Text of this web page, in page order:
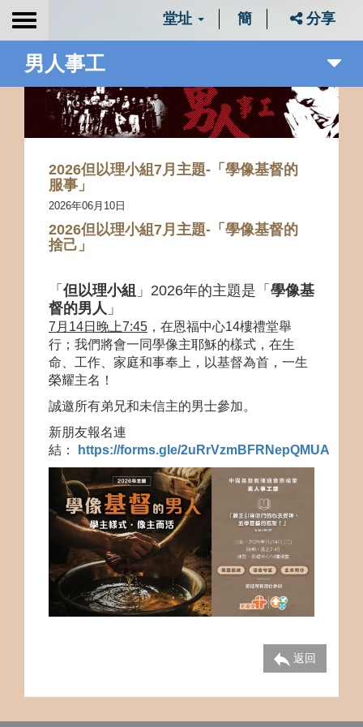
Toggle
堂址 簡 分享
男人事工
2026但以理小組7月主題-「學像基督的
服事」
2026年06月10日
2026但以理小組7月主題-「學像基督的
捨己」
「 但以理小組 」 2026年的主題是「 學像基
督的男人 」
7 月 14日晚上7:45 ，在恩福中心14樓禮堂舉
行；我們將會一同學像主耶穌的樣式，在生
命、工作、家庭和事奉上，以基督為首，一生
榮耀主名！
誠邀所有弟兄和未信主的男士參加。
新朋友報名連
結：
https://forms.gle/2uRrVzmBFRNepQMUA
返回